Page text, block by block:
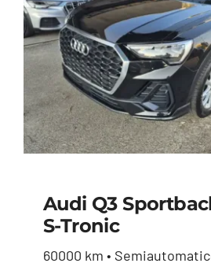
Audi Q3
Audi Q3
S-Tronic
60000 km •